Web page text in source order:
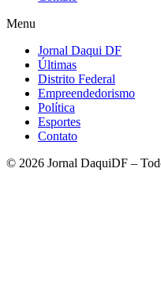
Menu
Jornal Daqui DF
Últimas
Distrito Federal
Empreendedorismo
Política
Esportes
Contato
© 2026 Jornal DaquiDF –